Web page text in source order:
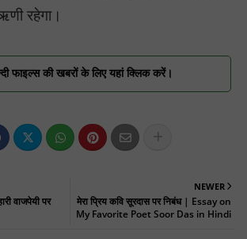
रहेगा।
फाइल्स की खबरों के लिए यहां क्लिक करें।
NEWER
मेरा प्रिय कवि सूरदास पर निबंध | Essay on
My Favorite Poet Soor Das in Hindi
वाजपेयी पर